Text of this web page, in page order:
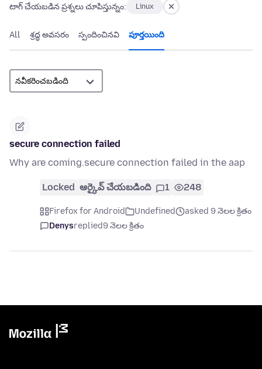
టాగ్ చేయబడిన ప్రశ్నలు చూపిస్తున్నం: Linux
All శ్రద్ధ అవసరం స్పందించినవి పూర్తయింది
secure connection failed
Why are coming.secure connection failed in the aap
Locked ఆర్కైవ్ చేయబడింది 1 248
Firefox for Android Undefined
asked 9 నెలల క్రితం
Denysreplied9 నెలల క్రితం